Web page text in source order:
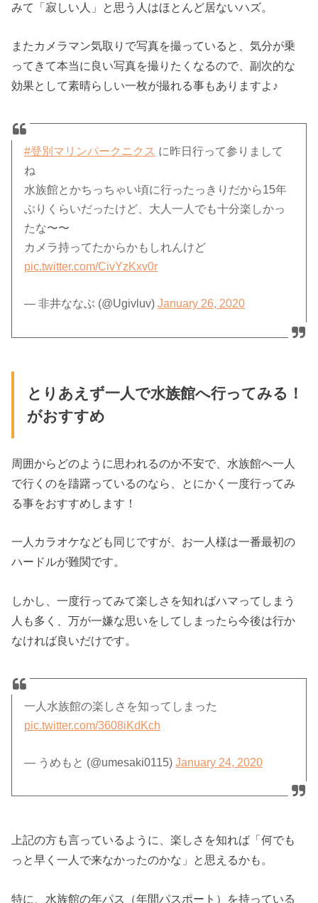
みて「寂しい人」と思う人はほとんど居ないハズ。
またカメラマン気取りで写真を撮っていると、気分が乗
ってきて本当に良い写真を撮りたくなるので、副次的な
効果として素晴らしい一枚が撮れる事もありますよ♪
#登別マリンパークニクス に昨日行って参りまして
ね
水族館とかちっちゃい頃に行ったっきりだから15年
ぶりくらいだったけど、大人一人でも十分楽しかっ
たな〜〜
カメラ持ってたからかもしれんけど
pic.twitter.com/CivYzKxv0r
— 非井ななぶ (@Ugivluv)January 26, 2020
とりあえず一人で水族館へ行ってみる！
がおすすめ
周囲からどのように思われるのか不安で、水族館へ一人
で行くのを躊躇っているのなら、とにかく一度行ってみ
る事をおすすめします！
一人カラオケなども同じですが、お一人様は一番最初の
ハードルが難関です。
しかし、一度行ってみて楽しさを知ればハマってしまう
人も多く、万が一嫌な思いをしてしまったら今後は行か
なければ良いだけです。
一人水族館の楽しさを知ってしまった
pic.twitter.com/3608iKdKch
— うめもと (@umesaki0115)January 24, 2020
上記の方も言っているように、楽しさを知れば「何でも
っと早く一人で来なかったのかな」と思えるかも。
特に、水族館の年パス（年間パスポート）を持っている